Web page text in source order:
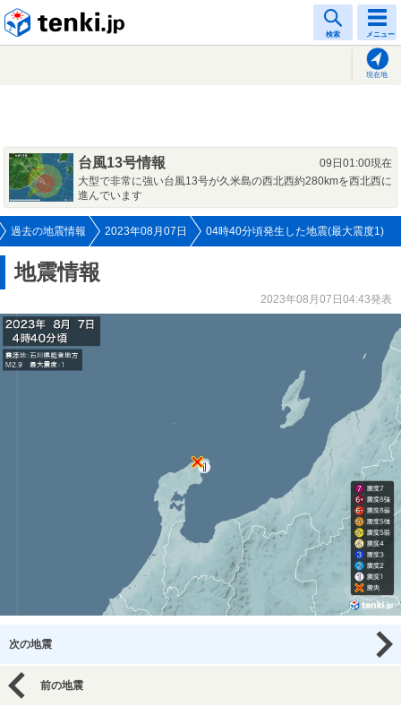
検索 メニュー
現在地
台風13号情報
09日01:00現在
大型で非常に強い台風13号が久米島の西北西約280kmを西北西に
進んでいます
過去の地震情報 2023年08月07日 04時40分頃発生した地震(最大震度1)
地震情報
2023年08月07日04:43発表
次の地震
前の地震